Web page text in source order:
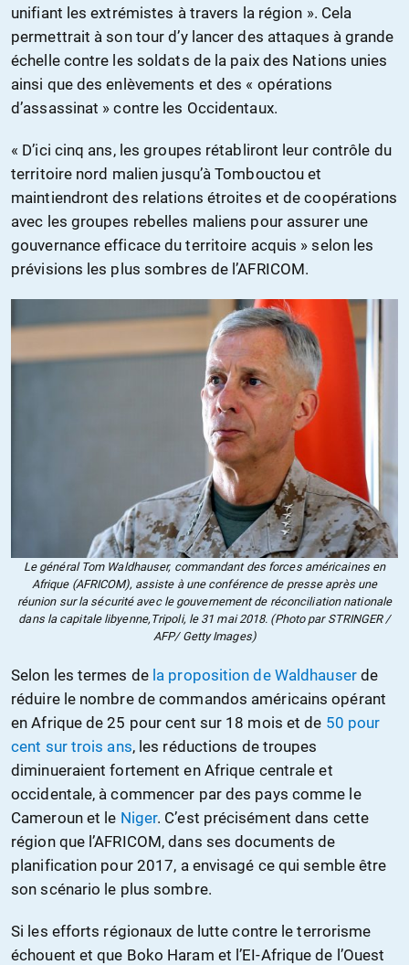
unifiant les extrémistes à travers la région ». Cela
permettrait à son tour d’y lancer des attaques à grande
échelle contre les soldats de la paix des Nations unies
ainsi que des enlèvements et des « opérations
d’assassinat » contre les Occidentaux.
« D’ici cinq ans, les groupes rétabliront leur contrôle du
territoire nord malien jusqu’à Tombouctou et
maintiendront des relations étroites et de coopérations
avec les groupes rebelles maliens pour assurer une
gouvernance efficace du territoire acquis » selon les
prévisions les plus sombres de l’AFRICOM.
Le général Tom Waldhauser, commandant des forces américaines en
Afrique (AFRICOM), assiste à une conférence de presse après une
réunion sur la sécurité avec le gouvernement de réconciliation nationale
dans la capitale libyenne,Tripoli, le 31 mai 2018. (Photo par STRINGER /
AFP/ Getty Images)
Selon les termes de la proposition de Waldhauserde
réduire le nombre de commandos américains opérant
en Afrique de 25 pour cent sur 18 mois et de 50 pour
cent sur trois ans, les réductions de troupes
diminueraient fortement en Afrique centrale et
occidentale, à commencer par des pays comme le
Cameroun et le Niger. C’est précisément dans cette
région que l’AFRICOM, dans ses documents de
planification pour 2017, a envisagé ce qui semble être
son scénario le plus sombre.
Si les efforts régionaux de lutte contre le terrorisme
échouent et que Boko Haram et l’EI-Afrique de l’Ouest